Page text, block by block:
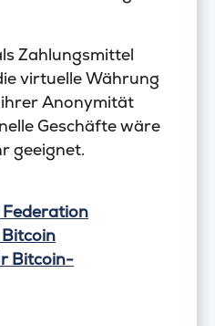
Zahlungsmittel
virtuelle Währung
Anonymität
Geschäfte wäre
geeignet.
Bitcoin-